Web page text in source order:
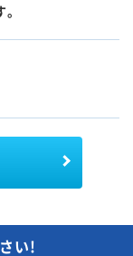
さい!